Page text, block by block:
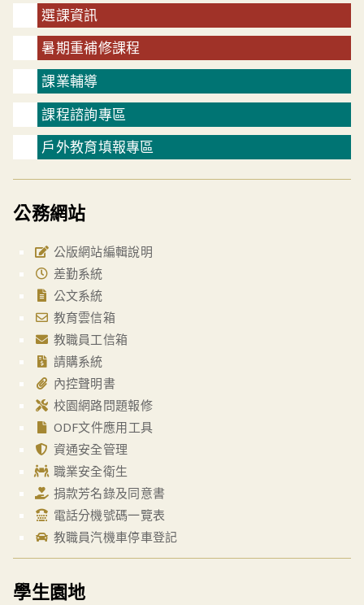
選課資訊
暑期重補修課程
課業輔導
課程諮詢專區
戶外教育填報專區
公務網站
公版網站編輯說明
差勤系統
公文系統
教育雲信箱
教職員工信箱
請購系統
內控聲明書
校園網路問題報修
ODF文件應用工具
資通安全管理
職業安全衛生
捐款芳名錄及同意書
電話分機號碼一覽表
教職員汽機車停車登記
學生園地